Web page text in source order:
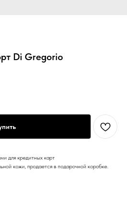
Di Gregorio
для кредитных карт
кожи, продается в подарочной коробке.